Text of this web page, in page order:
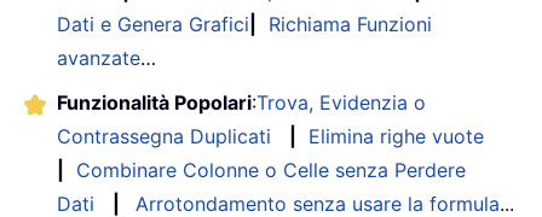
Dati e Genera Grafici
Richiama Funzioni
avanzate…
Funzionalità Popolari:Trova, Evidenzia o
Contrassegna Duplicati
Elimina righe vuote
Combinare Colonne o Celle senza Perdere
Dati
Arrotondamento senza usare la formula...